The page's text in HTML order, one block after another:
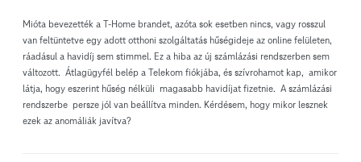
Mióta bevezették a T-Home brandet, azóta sok esetben nincs, vagy rosszul
van feltüntetve egy adott otthoni szolgáltatás hűségideje az online felületen,
ráadásul a havidíj sem stimmel. Ez a hiba az új számlázási rendszerben sem
változott. Átlagügyfél belép a Telekom fiókjába, és szívrohamot kap, amikor
látja, hogy eszerint hűség nélküli magasabb havidíjat fizetnie. A számlázási
rendszerbe persze jól van beállítva minden. Kérdésem, hogy mikor lesznek
ezek az anomáliák javítva?